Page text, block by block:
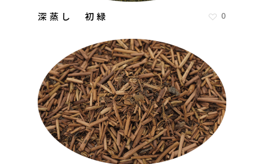
深蒸し 初緑 0